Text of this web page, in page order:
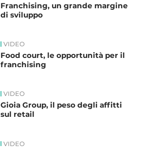
Franchising, un grande margine
di sviluppo
VIDEO
Food court, le opportunità per il
franchising
VIDEO
Gioia Group, il peso degli affitti
sul retail
VIDEO